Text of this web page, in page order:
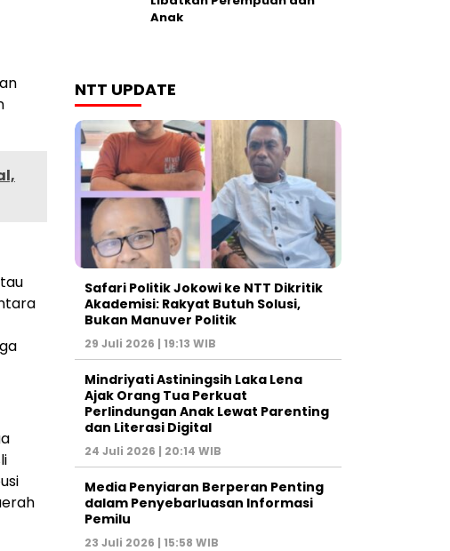
Anak
NTT UPDATE
Safari Politik Jokowi ke NTT Dikritik
Akademisi: Rakyat Butuh Solusi,
Bukan Manuver Politik
29 Juli 2026 | 19:13 WIB
Mindriyati Astiningsih Laka Lena
Ajak Orang Tua Perkuat
Perlindungan Anak Lewat Parenting
dan Literasi Digital
24 Juli 2026 | 20:14 WIB
Media Penyiaran Berperan Penting
dalam Penyebarluasan Informasi
Pemilu
23 Juli 2026 | 15:58 WIB